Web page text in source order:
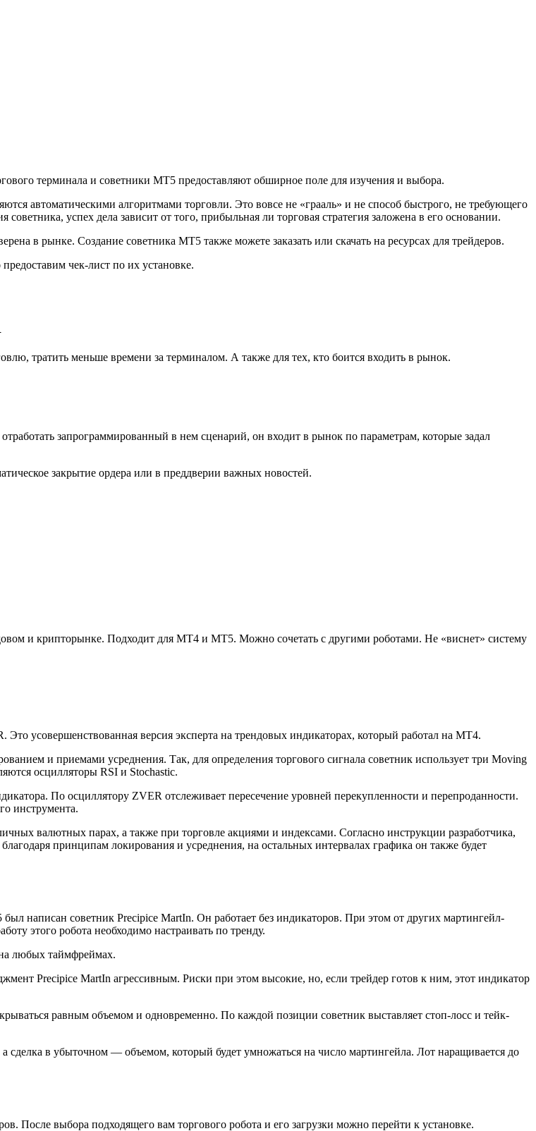
терминала и советники MT5 предоставляют обширное поле для изучения и выбора.
автоматическими алгоритмами торговли. Это вовсе не «грааль» и не способ быстрого, не требующего
успех дела зависит от того, прибыльная ли торговая стратегия заложена в его основании.
в рынке. Создание советника MT5 также можете заказать или скачать на ресурсах для трейдеров.
чек-лист по их установке.
тратить меньше времени за терминалом. А также для тех, кто боится входить в рынок.
запрограммированный в нем сценарий, он входит в рынок по параметрам, которые задал
закрытие ордера или в преддверии важных новостей.
и крипторынке. Подходит для MT4 и МТ5. Можно сочетать с другими роботами. Не «виснет» систему
усовершенствованная версия эксперта на трендовых индикаторах, который работал на МТ4.
и приемами усреднения. Так, для определения торгового сигнала советник использует три Moving
осцилляторы RSI и Stochastic.
По осциллятору ZVER отслеживает пересечение уровней перекупленности и перепроданности.
инструмента.
валютных парах, а также при торговле акциями и индексами. Согласно инструкции разработчика,
принципам локирования и усреднения, на остальных интервалах графика он также будет
написан советник Precipice MartIn. Он работает без индикаторов. При этом от других мартингейл-
этого робота необходимо настраивать по тренду.
любых таймфреймах.
Precipice MartIn агрессивным. Риски при этом высокие, но, если трейдер готов к ним, этот индикатор
равным объемом и одновременно. По каждой позиции советник выставляет стоп-лосс и тейк-
сделка в убыточном — объемом, который будет умножаться на число мартингейла. Лот наращивается до
После выбора подходящего вам торгового робота и его загрузки можно перейти к установке.